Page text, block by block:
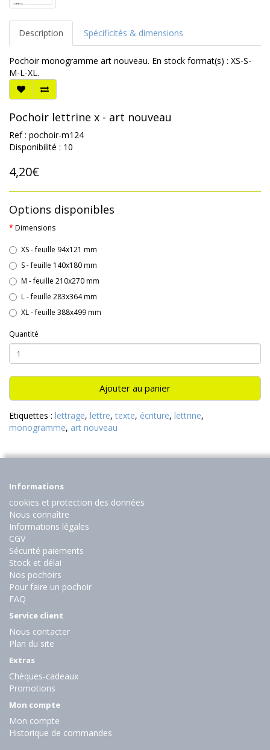
Description Spécificités & dimensions
Pochoir monogramme art nouveau. En stock format(s) : XS-S-
M-L-XL.
Pochoir lettrine x - art nouveau
Ref : pochoir-m124
Disponibilité : 10
4,20€
Options disponibles
Dimensions
XS - feuille 94x121 mm
S - feuille 140x180 mm
M - feuille 210x270 mm
L - feuille 283x364 mm
XL - feuille 388x499 mm
Quantité
Ajouter au panier
Etiquettes : lettrage, lettre,texte, écriture, lettrine,
monogramme, art nouveau
Informations
cookies et protection des données
Nous connaître
Informations légales
CGV
Sécurité paiements
Stock et délai
Nos pochoirs
Pour faire un pochoir
FAQ
Service client
Nous contacter
Plan du site
Extras
Chèques-cadeaux
Promotions
Mon compte
Mon compte
Historique de commandes